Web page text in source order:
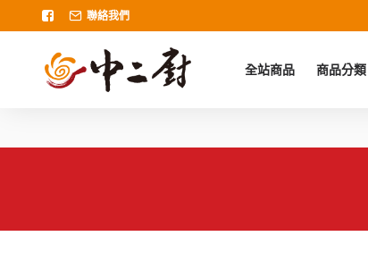
聯絡我們
全站商品 商品分類